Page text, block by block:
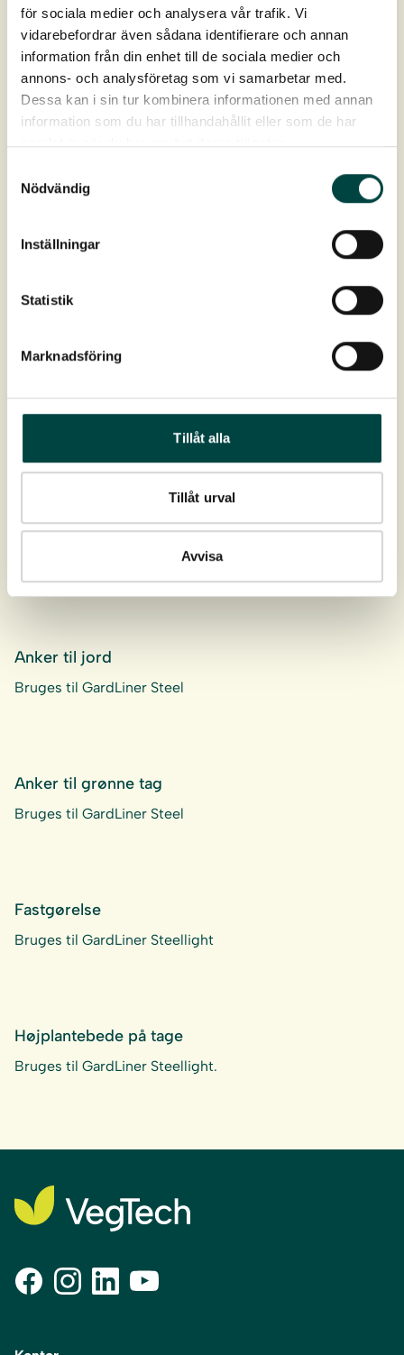
för sociala medier och analysera vår trafik. Vi
vidarebefordrar även sådana identifierare och annan
information från din enhet till de sociala medier och
annons- och analysföretag som vi samarbetar med.
Dessa kan i sin tur kombinera informationen med annan
information som du har tillhandahållit eller som de har
samlat in när du har använt deras tjänster.
Nödvändig
Inställningar
Statistik
Marknadsföring
Tillåt alla
Tillåt urval
Avvisa
Kantafgrænser/Bedafgrænser letter plejen og giver en
tydelig grænse mellem rabat og forskellige materialer i
have og park. Steellight findes i…
GardLiner Steelight 160V
Kantafgrænser/Bedafgrænser letter plejen og giver en
tydelig grænse mellem bed og forskellige materialer i
En stabil og robust kantafgrænser/bedafgrænser er
perfekt til at holde linjer og design i oprindelig form. Det
GardLiner Steel corten
En smuk og robust kantafgrænser/bedafgrænser som er
udemiljøer. Steel findes både i stål…
Anker til jord
Bruges til GardLiner Steel
Anker til grønne tag
Bruges til GardLiner Steel
Fastgørelse
Bruges til GardLiner Steellight
Højplantebede på tage
Bruges til GardLiner Steellight.